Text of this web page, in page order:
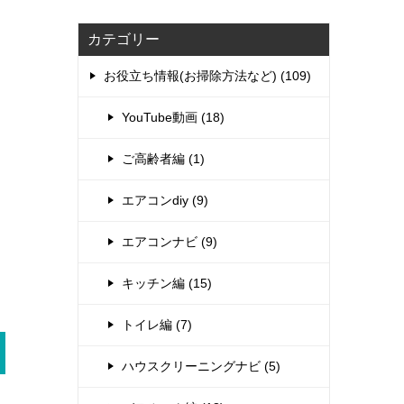
カテゴリー
お役立ち情報(お掃除方法など) (109)
YouTube動画 (18)
ご高齢者編 (1)
エアコンdiy (9)
エアコンナビ (9)
キッチン編 (15)
トイレ編 (7)
ハウスクリーニングナビ (5)